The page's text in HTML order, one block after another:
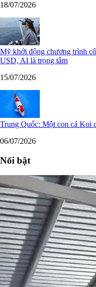
18/07/2026
Mỹ khởi động chương trình
USD, AI là trọng tâm
15/07/2026
Trung Quốc: Một con cá Koi
06/07/2026
Nổi bật